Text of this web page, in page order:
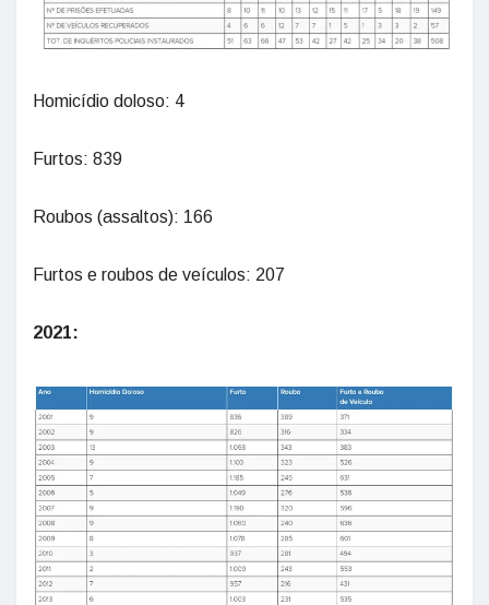
Homicídio doloso: 4
Furtos: 839
Roubos (assaltos): 166
Furtos e roubos de veículos: 207
2021: